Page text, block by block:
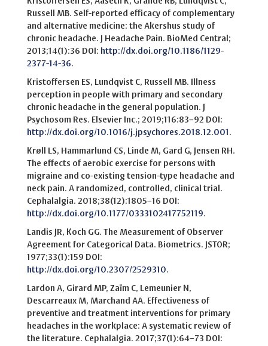
Russell MB. Self-reported efficacy of complementary
and alternative medicine: the Akershus study of
chronic headache. J Headache Pain. BioMed Central;
2013;14(1):36 DOI: http://dx.doi.org/10.1186/1129-
2377-14-36.
Kristoffersen ES, Lundqvist C, Russell MB. Illness
perception in people with primary and secondary
chronic headache in the general population. J
Psychosom Res. Elsevier Inc.; 2019;116:83–92 DOI:
http://dx.doi.org/10.1016/j.jpsychores.2018.12.001 .
Krøll LS, Hammarlund CS, Linde M, Gard G, Jensen RH.
The effects of aerobic exercise for persons with
migraine and co-existing tension-type headache and
neck pain. A randomized, controlled, clinical trial.
Cephalalgia. 2018;38(12):1805–16 DOI:
http://dx.doi.org/10.1177/0333102417752119.
Landis JR, Koch GG. The Measurement of Observer
Agreement for Categorical Data. Biometrics. JSTOR;
1977;33(1):159 DOI:
http://dx.doi.org/10.2307/2529310.
Lardon A, Girard MP, Zaïm C, Lemeunier N,
Descarreaux M, Marchand AA. Effectiveness of
preventive and treatment interventions for primary
headaches in the workplace: A systematic review of
the literature. Cephalalgia. 2017;37(1):64–73 DOI: